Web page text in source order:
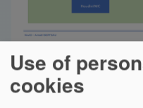
Ma petite fierté de la
Use of
cookies